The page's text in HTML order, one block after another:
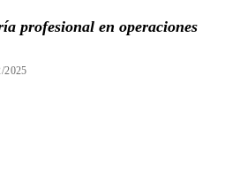
profesional en operaciones
2025